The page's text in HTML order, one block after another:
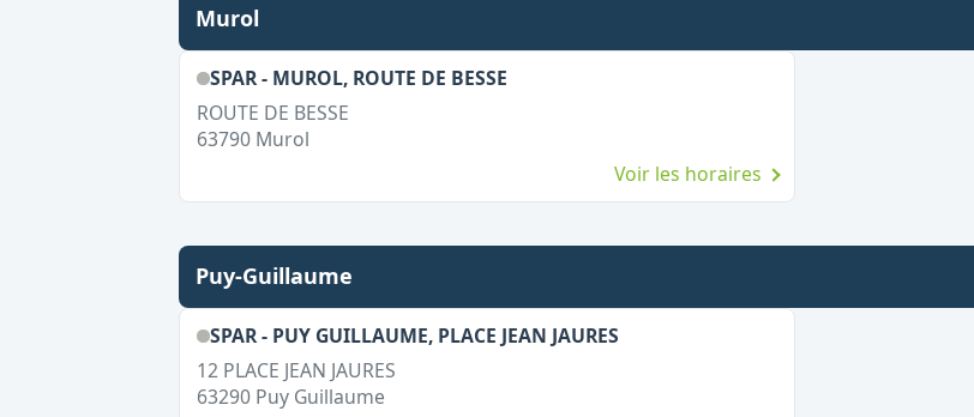
Murol
SPAR - MUROL, ROUTE DE BESSE
ROUTE DE BESSE
63790 Murol
Voir les horaires
Puy-Guillaume
SPAR - PUY GUILLAUME, PLACE JEAN JAURES
12 PLACE JEAN JAURES
63290 Puy Guillaume